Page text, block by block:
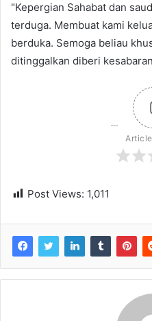
"Kepergian Sahabat dan
terduga. Membuat kami
berduka. Semoga beliau
ditinggalkan diberi
Post Views: 1,011